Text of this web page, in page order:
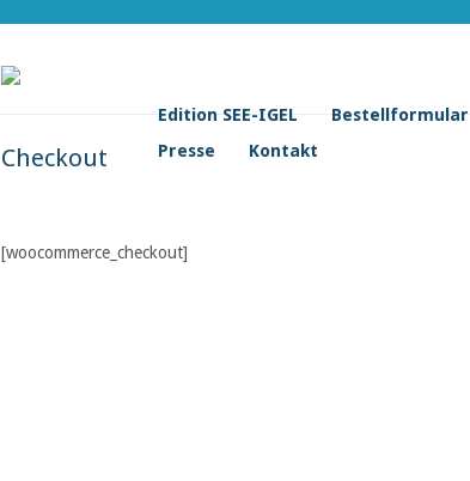
Edition SEE-IGEL Bestellformular
Presse
Kontakt
Checkout
[woocommerce_checkout]